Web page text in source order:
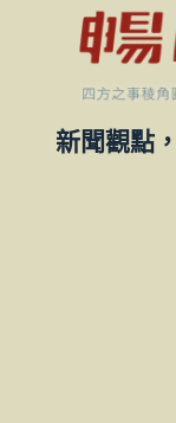
新聞觀點